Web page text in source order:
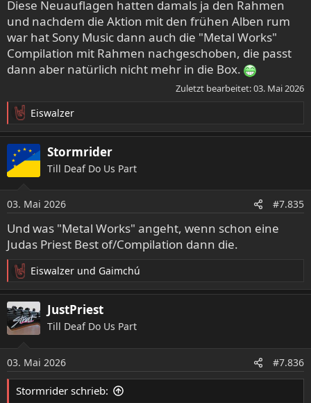
Diese Neuauflagen hatten damals ja den Rahmen
und nachdem die Aktion mit den frühen Alben rum
war hat Sony Music dann auch die "Metal Works"
Compilation mit Rahmen nachgeschoben, die passt
dann aber natürlich nicht mehr in die Box.
Zuletzt bearbeitet:03. Mai 2026
R
e
a
k
t
o
n
e
n
:
Eiswalzer
Stormrider
Till Deaf Do Us Part
03. Mai 2026 #7.835
Und was "Metal Works" angeht, wenn schon eine
Judas Priest Best of/Compilation dann die.
R
e
a
k
t
n
e
n
Eiswalzer und Gaimchú
JustPriest
Till Deaf Do Us Part
03. Mai 2026 #7.836
Stormrider schrieb: